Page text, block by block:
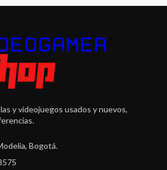
y videojuegos usados y nuevos,
Bogotá.